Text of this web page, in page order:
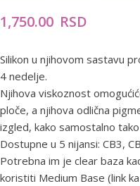
1,750.00 RSD
Silikon u njihovom sastavu
4 nedelje.
Njihova viskoznost
ploče, a njihova odlična
izgled, kako samostalno
Dostupne u 5 nijansi: CB3,
Potrebna im je clear baza
koristiti Medium Base (link